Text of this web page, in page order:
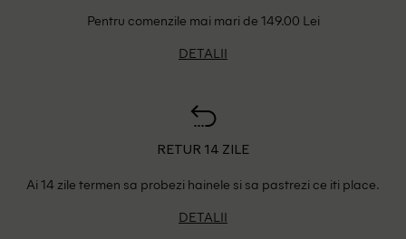
Pentru comenzile mai mari de 149.00 Lei
DETALII
RETUR 14 ZILE
Ai 14 zile termen sa probezi hainele si sa pastrezi ce iti place.
DETALII